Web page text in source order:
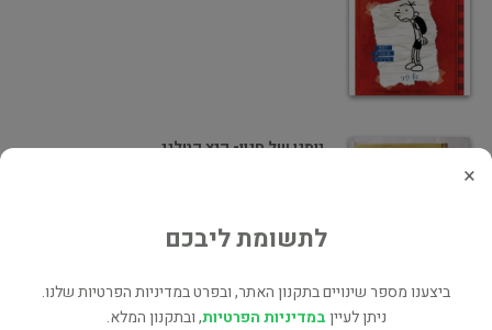
יומנו של חנון- קיץ קטלני
×
לתשומת ליבכם
ביצענו מספר שינויים בתקנון האתר, ובפרט במדיניות הפרטיות שלנו.
ניתן לעייןבמדיניות הפרטיות, ובתקנון המלא.